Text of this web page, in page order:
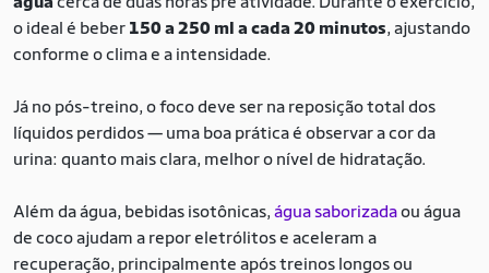
o ideal é beber 150 a 250 ml a cada 20 minutos, ajustando
conforme o clima e a intensidade.
Já no pós-treino, o foco deve ser na reposição total dos
líquidos perdidos — uma boa prática é observar a cor da
urina: quanto mais clara, melhor o nível de hidratação.
Além da água, bebidas isotônicas, água saborizadaou água
de coco ajudam a repor eletrólitos e aceleram a
recuperação, principalmente após treinos longos ou